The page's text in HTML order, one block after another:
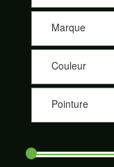
Marque
Couleur
Pointure